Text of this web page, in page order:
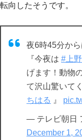
転向したそうです。
夜6時45分から
『今夜は #上
げます！動物
て沢山驚いて
ちはる 』
— テレビ朝日
December 1,